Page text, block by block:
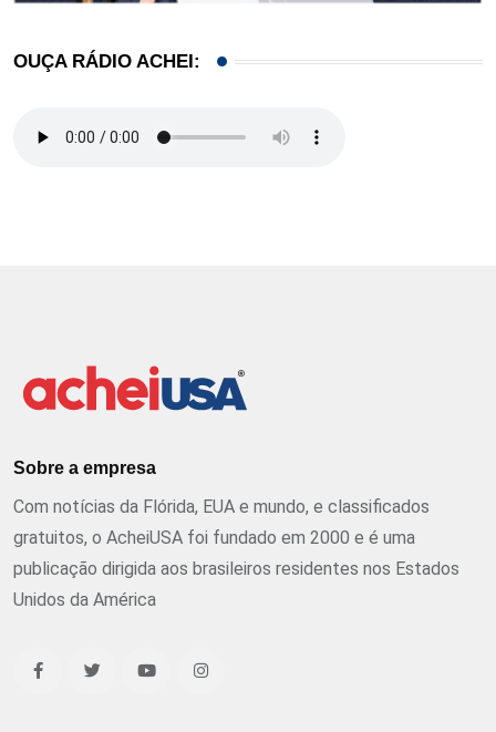
OUÇA RÁDIO ACHEI:
Sobre a empresa
Com notícias da Flórida, EUA e mundo, e classificados
gratuitos, o AcheiUSA foi fundado em 2000 e é uma
publicação dirigida aos brasileiros residentes nos Estados
Unidos da América